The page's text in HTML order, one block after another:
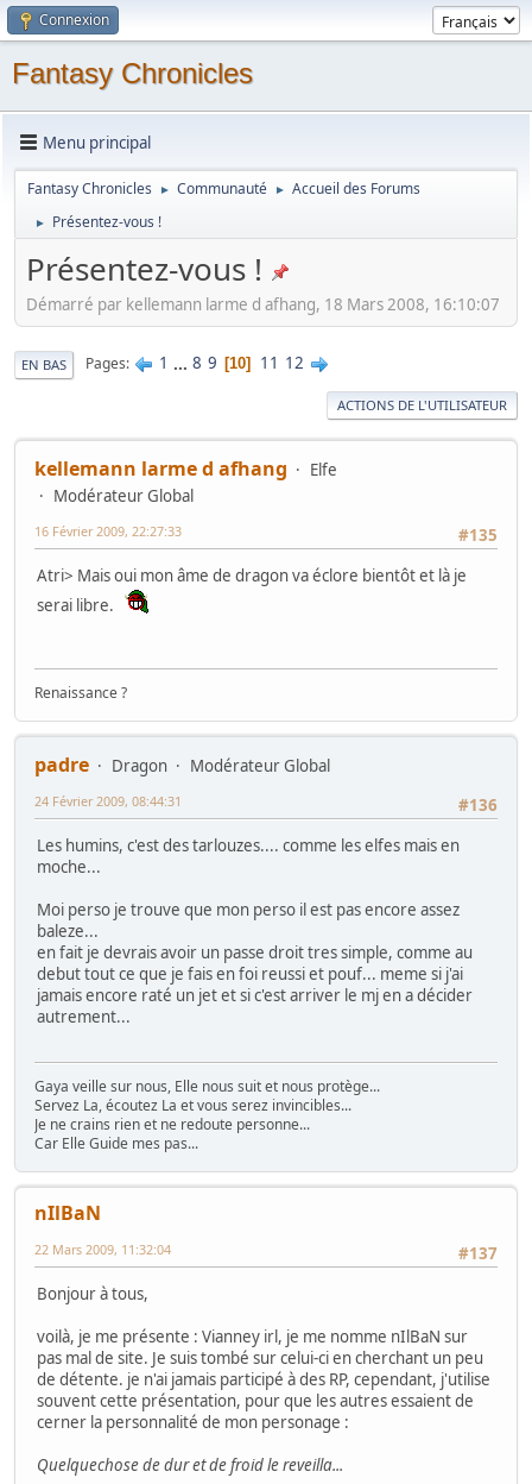
Connexion
Fantasy Chronicles
Menu principal
Fantasy Chronicles ► Communauté ► Accueil des Forums
► Présentez-vous !
Présentez-vous !
Démarré par kellemann larme d afhang, 18 Mars 2008, 16:10:07
EN BAS Pages 1 ... 8 9 10 11 12
ACTIONS DE L'UTILISATEUR
kellemann larme d afhang
Elfe
Modérateur Global
#135
16 Février 2009, 22:27:33
Atri> Mais oui mon âme de dragon va éclore bientôt et là je
serai libre.
Renaissance ?
padre Dragon
Modérateur Global
#136
24 Février 2009, 08:44:31
Les humins, c'est des tarlouzes.... comme les elfes mais en
moche...
Moi perso je trouve que mon perso il est pas encore assez
baleze...
en fait je devrais avoir un passe droit tres simple, comme au
debut tout ce que je fais en foi reussi et pouf... meme si j'ai
jamais encore raté un jet et si c'est arriver le mj en a décider
autrement...
Gaya veille sur nous, Elle nous suit et nous protège...
Servez La, écoutez La et vous serez invincibles...
Je ne crains rien et ne redoute personne...
Car Elle Guide mes pas...
nIlBaN
#137
22 Mars 2009, 11:32:04
Bonjour à tous,
voilà, je me présente : Vianney irl, je me nomme nIlBaN sur
pas mal de site. Je suis tombé sur celui-ci en cherchant un peu
de détente. je n'ai jamais participé à des RP, cependant, j'utilise
souvent cette présentation, pour que les autres essaient de
cerner la personnalité de mon personage :
Quelquechose de dur et de froid le reveilla...